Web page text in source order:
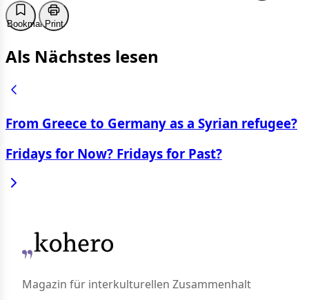
BookmarkPrint
Als Nächstes lesen
From Greece to Germany as a Syrian refugee?
Fridays for Now? Fridays for Past?
Magazin für interkulturellen Zusammenhalt